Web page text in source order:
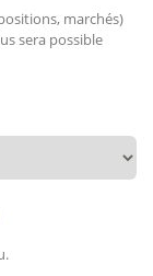
marchés)
sera possible